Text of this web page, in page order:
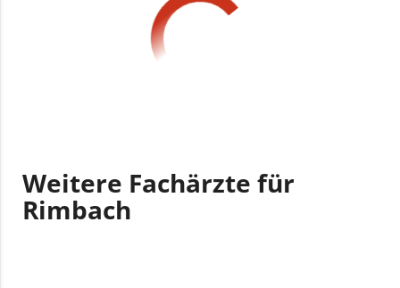
Weitere Fachärzte für
Rimbach